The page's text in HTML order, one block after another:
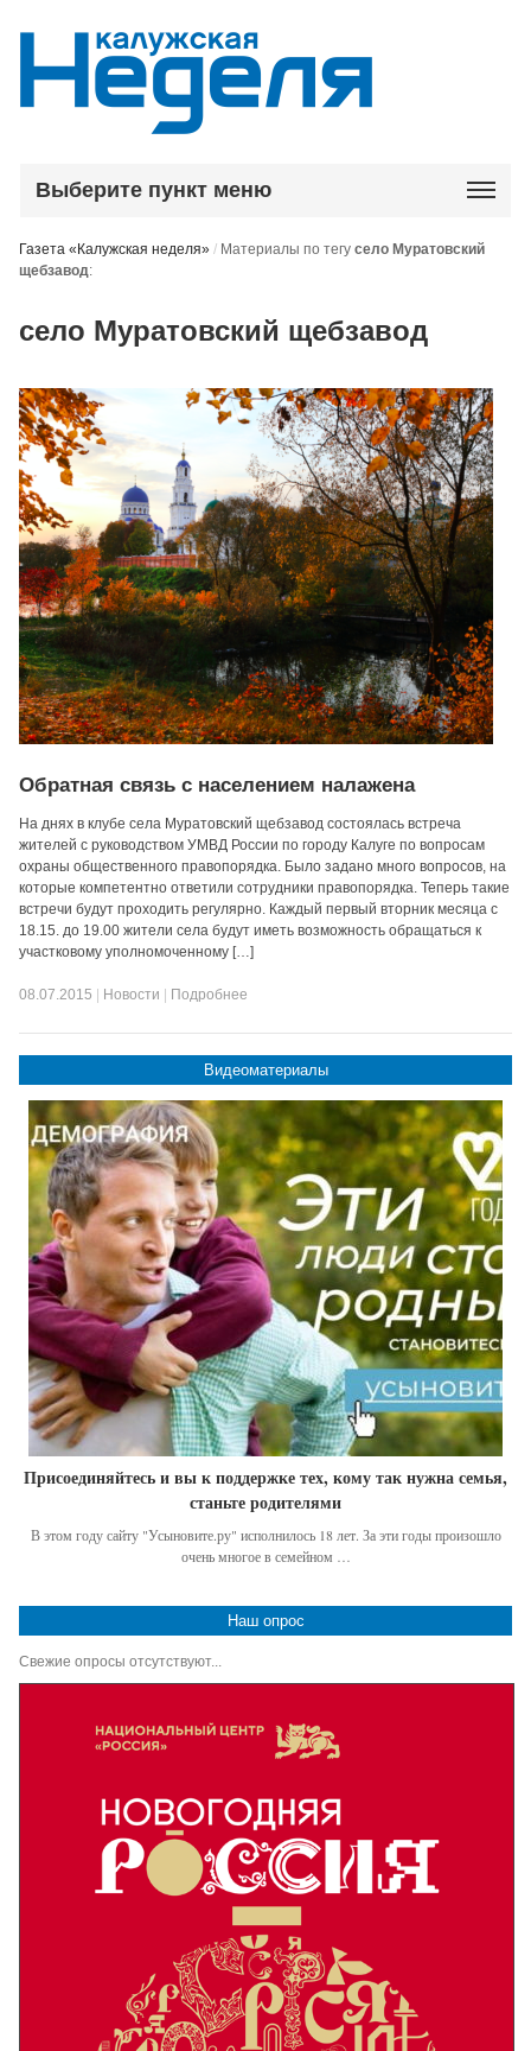
Выберите пункт меню
Газета «Калужская неделя» / Материалы по тегусело Муратовский
щебзавод:
село Муратовский щебзавод
Обратная связь с населением налажена
На днях в клубе села Муратовский щебзавод состоялась встреча
жителей с руководством УМВД России по городу Калуге по вопросам
охраны общественного правопорядка. Было задано много вопросов, на
которые компетентно ответили сотрудники правопорядка. Теперь такие
встречи будут проходить регулярно. Каждый первый вторник месяца с
18.15. до 19.00 жители села будут иметь возможность обращаться к
участковому уполномоченному […]
08.07.2015 Новости Подробнее
Видеоматериалы
Присоединяйтесь и вы к поддержке тех, кому так нужна семья,
станьте родителями
В этом году сайту "Усыновите.ру" исполнилось 18 лет. За эти годы произошло
очень многое в семейном …
Наш опрос
Свежие опросы отсутствуют...